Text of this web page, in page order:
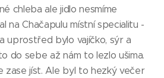
chleba ale jidlo nesmíme
na Chačapulu místní specialitu -
uprostřed bylo vajíčko, sýr a
do sebe až nám to lezlo ušima.
zase jíst. Ale byl to hezký večer